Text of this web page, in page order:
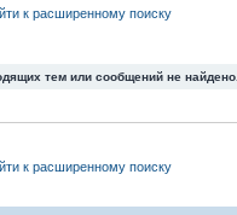
к расширенному поиску
тем или сообщений не найдено.
к расширенному поиску